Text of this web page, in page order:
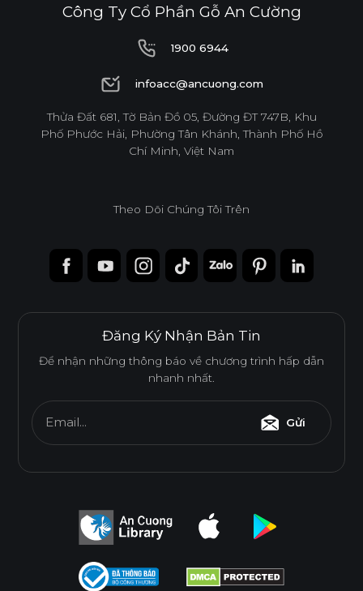
Công Ty Cổ Phần Gỗ An Cường
1900 6944
1900 6944
infoacc@ancuong.com
infoacc@ancuong.com
Thửa Đất 681, Tờ Bản Đồ 05, Đường ĐT 747B, Khu
Phố Phước Hải, Phường Tân Khánh, Thành Phố Hồ
Chí Minh, Việt Nam
Theo Dõi Chúng Tôi Trên
Đăng Ký Nhận Bản Tin
Để nhận những thông báo về chương trình hấp dẫn
nhanh nhất.
Email... Gửi